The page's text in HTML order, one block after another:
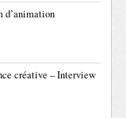
d’animation
créative – Interview